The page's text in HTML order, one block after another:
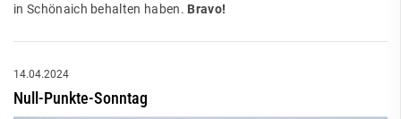
in Schönaich behalten haben. Bravo!
14.04.2024
Null-Punkte-Sonntag